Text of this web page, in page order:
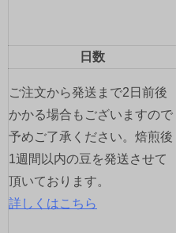
日数
ご注文から発送まで2日前後
かかる場合もございますので
予めご了承ください。焙煎後
1週間以内の豆を発送させて
頂いております。
詳しくはこちら